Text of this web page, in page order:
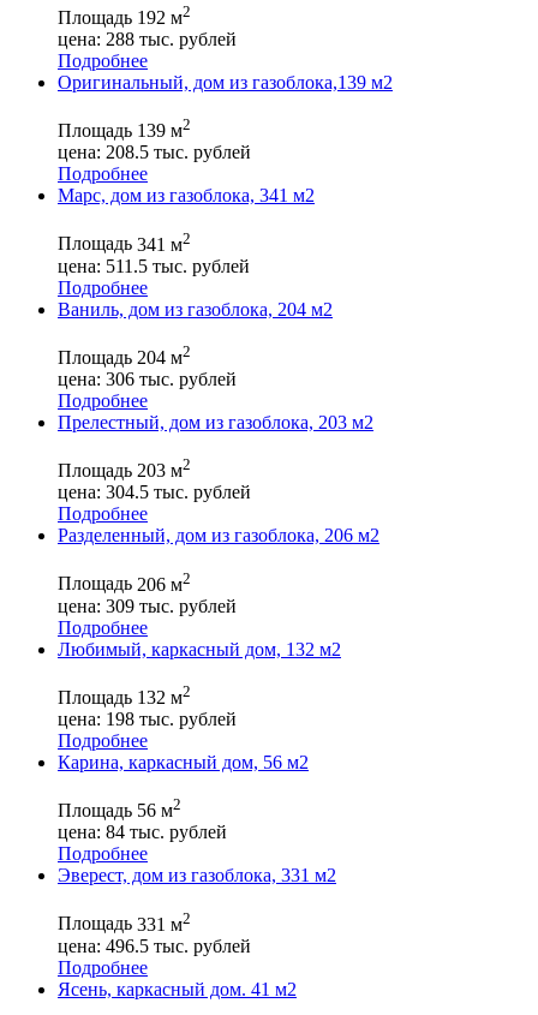
Площадь 192 м2
цена: 288 тыс. рублей
Подробнее
Оригинальный, дом из газоблока,139 м2
Площадь 139 м2
цена: 208.5 тыс. рублей
Подробнее
Марс, дом из газоблока, 341 м2
Площадь 341 м2
цена: 511.5 тыс. рублей
Подробнее
Ваниль, дом из газоблока, 204 м2
Площадь 204 м2
цена: 306 тыс. рублей
Подробнее
Прелестный, дом из газоблока, 203 м2
Площадь 203 м2
цена: 304.5 тыс. рублей
Подробнее
Разделенный, дом из газоблока, 206 м2
Площадь 206 м2
цена: 309 тыс. рублей
Подробнее
Любимый, каркасный дом, 132 м2
Площадь 132 м2
цена: 198 тыс. рублей
Подробнее
Карина, каркасный дом, 56 м2
Площадь 56 м2
цена: 84 тыс. рублей
Подробнее
Эверест, дом из газоблока, 331 м2
Площадь 331 м2
цена: 496.5 тыс. рублей
Подробнее
Ясень, каркасный дом. 41 м2